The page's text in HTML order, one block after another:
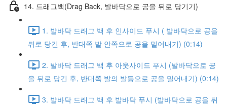
14. 드래그백(Drag Back, 발바닥으로 공을 뒤로 당기기)
1. 발바닥 드래그 백 후 인사이드 푸시 ( 발바닥으로 공을
뒤로 당긴 후, 반대쪽 발 안쪽으로 공을 밀어내기) (0:14)
2. 발바닥 드래그 백 후 아웃사이드 푸시 (발바닥으로 공
을 뒤로 당긴 후, 반대쪽 발의 발등으로 공을 밀어내기) (0:14)
3. 발바닥 드래그 백 후 발바닥 푸시 (발바닥으로 공을 뒤